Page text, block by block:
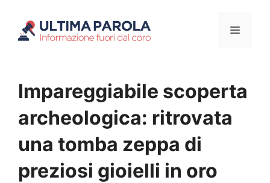
Menu
Impareggiabile scoperta
archeologica: ritrovata
una tomba zeppa di
preziosi gioielli in oro